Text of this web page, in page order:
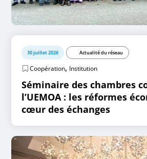
30 juillet 2026 Actualité du réseau
Coopération, Institution
Séminaire des chambres
l’UEMOA : les réformes
cœur des échanges